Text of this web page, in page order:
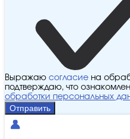
Выражаю согласие на
подтверждаю, что
обработки персональных
Отправить